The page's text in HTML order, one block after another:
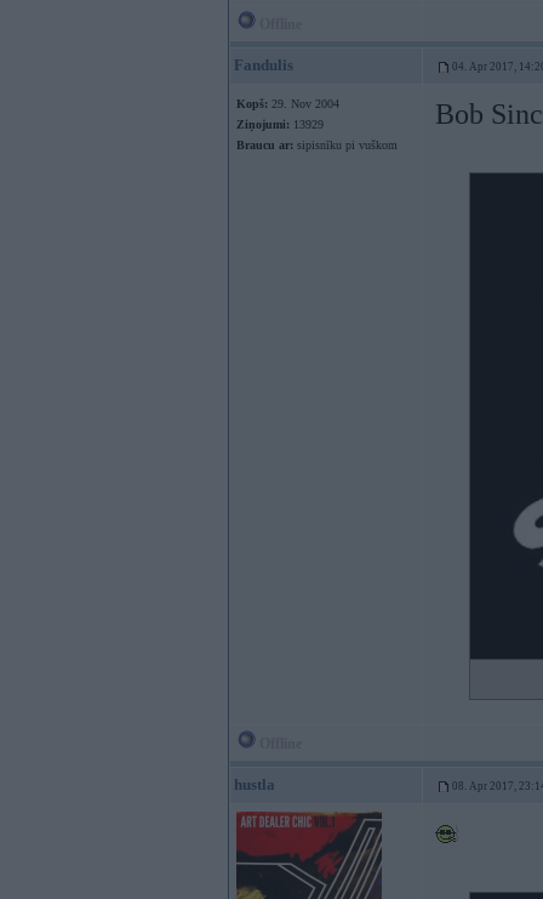
Fandulis 04. Apr 2017,
Kopš: 29. Nov 2004
Ziņojumi: 13929
Braucu ar: sipisnīku pi vuškom
Bob
hustla 08. Apr 2017,